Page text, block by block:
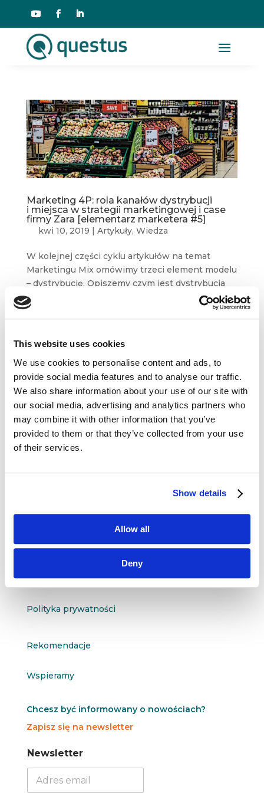
This website uses cookies
We use cookies to personalise content and ads, to
provide social media features and to analyse our traffic.
We also share information about your use of our site with
our social media, advertising and analytics partners who
may combine it with other information that you’ve
provided to them or that they’ve collected from your use
of their services.
Show details
Allow all
Deny
Marketing 4P: rola kanałów dystrybucji
i miejsca w strategii marketingowej i case
firmy Zara [elementarz marketera #5]
kwi 10, 2019 | Artykuły, Wiedza
W kolejnej części cyklu artykułów na temat
Marketingu Mix omówimy trzeci element modelu
– dystrybucję. Opiszemy czym jest dystrybucja
i dlaczego miejsce, w którym jest dostępny
produkt lub usługa jest tak ważne dla jego
Dane kontaktowe

questus
ul. Organizacji WiN 83/7
O nas
Kontakt
Polityka prywatności
Rekomendacje
Wspieramy
Chcesz być informowany o nowościach?
Zapisz się na newsletter
N
N
Newsletter